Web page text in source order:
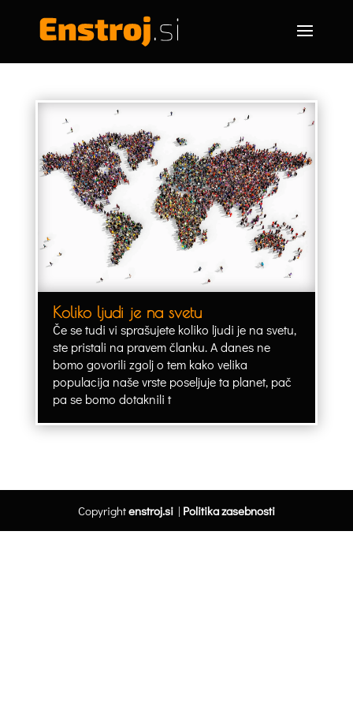
Koliko ljudi je na svetu
Če se tudi vi sprašujete koliko ljudi je na svetu,
ste pristali na pravem članku. A danes ne
bomo govorili zgolj o tem kako velika
populacija naše vrste poseljuje ta planet, pač
pa se bomo dotaknili t
Copyrightenstroj.si| Politika zasebnosti